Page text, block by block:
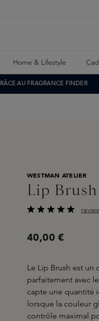
Home & Lifestyle
AU FRAGRANCE FINDER
WESTMAN ATELIER
Lip Brush
40,00 €
Le Lip Brush est un
parfaitement avec
capte une quantité
lorsque la couleur
contrôle maximal